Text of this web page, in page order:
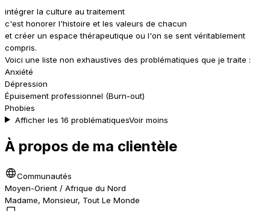
intégrer la culture au traitement
c'est honorer l'histoire et les valeurs de chacun
et créer un espace thérapeutique ou l'on se sent véritablement
compris.
Voici une liste non exhaustives des problématiques que je traite :
Anxiété
Dépression
Épuisement professionnel (Burn-out)
Phobies
Afficher les 16 problématiquesVoir moins
À propos de ma clientèle
Communautés
Moyen-Orient / Afrique du Nord
Madame, Monsieur, Tout Le Monde